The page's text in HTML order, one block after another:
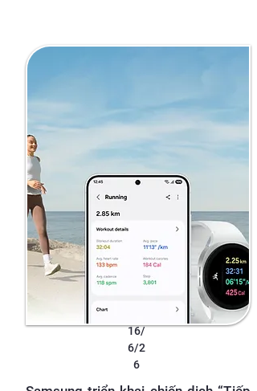
16/
6/2
6